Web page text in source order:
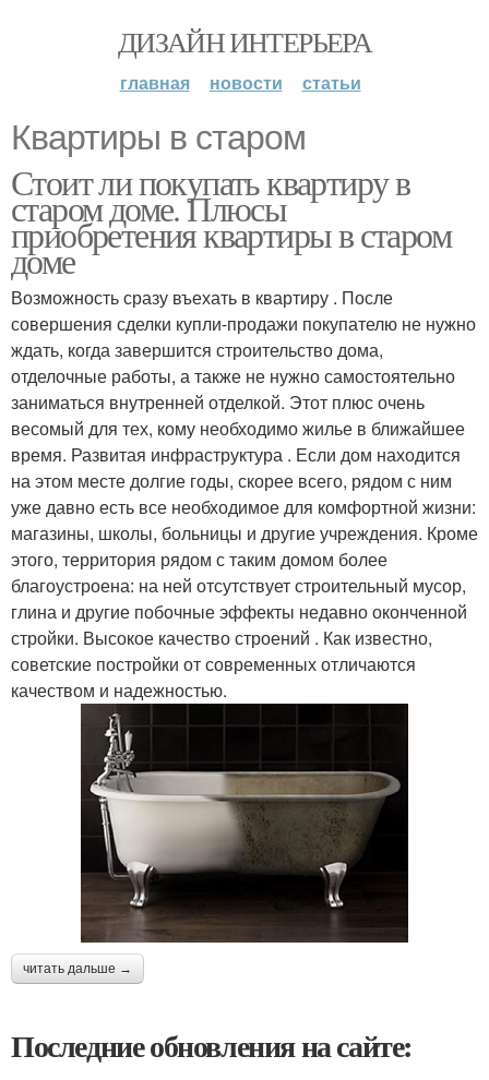
ДИЗАЙН ИНТЕРЬЕРА
главная новости статьи
Квартиры в старом
Стоит ли покупать квартиру в
старом доме. Плюсы
приобретения квартиры в старом
доме
Возможность сразу въехать в квартиру . После
совершения сделки купли-продажи покупателю не нужно
ждать, когда завершится строительство дома,
отделочные работы, а также не нужно самостоятельно
заниматься внутренней отделкой. Этот плюс очень
весомый для тех, кому необходимо жилье в ближайшее
время. Развитая инфраструктура . Если дом находится
на этом месте долгие годы, скорее всего, рядом с ним
уже давно есть все необходимое для комфортной жизни:
магазины, школы, больницы и другие учреждения. Кроме
этого, территория рядом с таким домом более
благоустроена: на ней отсутствует строительный мусор,
глина и другие побочные эффекты недавно оконченной
стройки. Высокое качество строений . Как известно,
советские постройки от современных отличаются
качеством и надежностью.
читать дальше →
Последние обновления на сайте: